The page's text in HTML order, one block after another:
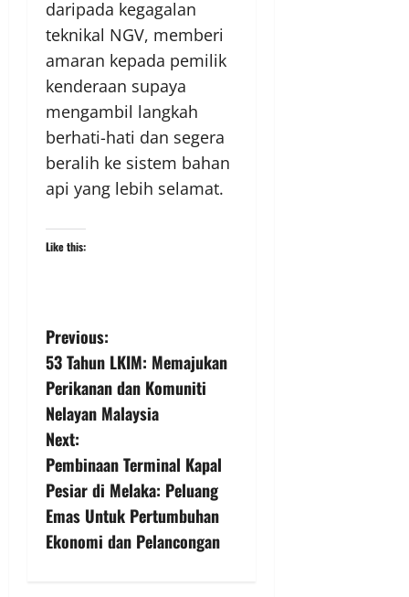
daripada kegagalan
teknikal NGV, memberi
amaran kepada pemilik
kenderaan supaya
mengambil langkah
berhati-hati dan segera
beralih ke sistem bahan
api yang lebih selamat.
Like this:
Previous:
53 Tahun LKIM: Memajukan
Perikanan dan Komuniti
Nelayan Malaysia
Next:
Pembinaan Terminal Kapal
Pesiar di Melaka: Peluang
Emas Untuk Pertumbuhan
Ekonomi dan Pelancongan